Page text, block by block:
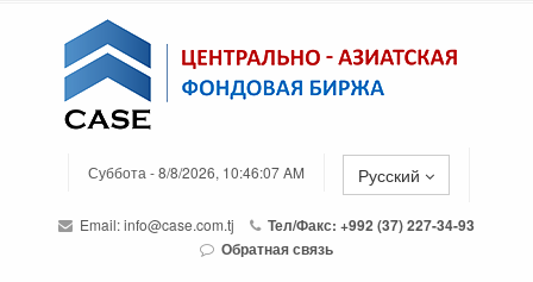
Суббота - 8/8/2026, 10:46:07 AM Русский
Email:info@case.com.tj
Тел/Факс: +992 (37) 227-34-93
Обратная связь